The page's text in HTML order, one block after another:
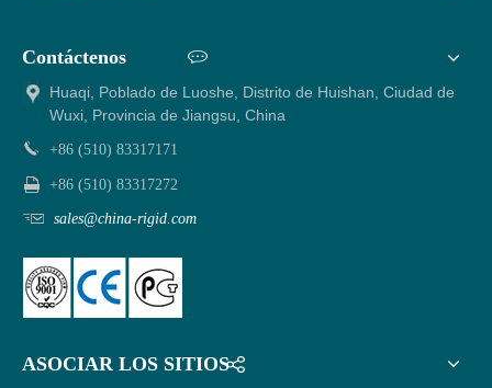
Contáctenos
Huaqi, Poblado de Luoshe, Distrito de Huishan, Ciudad de
Wuxi, Provincia de Jiangsu, China
+86 (510) 83317171
+86 (510) 83317272
sales@china-rigid.com
ASOCIAR LOS SITIOS